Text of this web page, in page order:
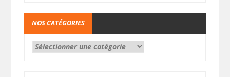
NOS CATÉGORIES